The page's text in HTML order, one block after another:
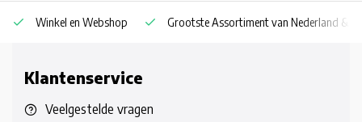
Winkel en Webshop Grootste Assortiment van Nederland &
Klantenservice
Veelgestelde vragen